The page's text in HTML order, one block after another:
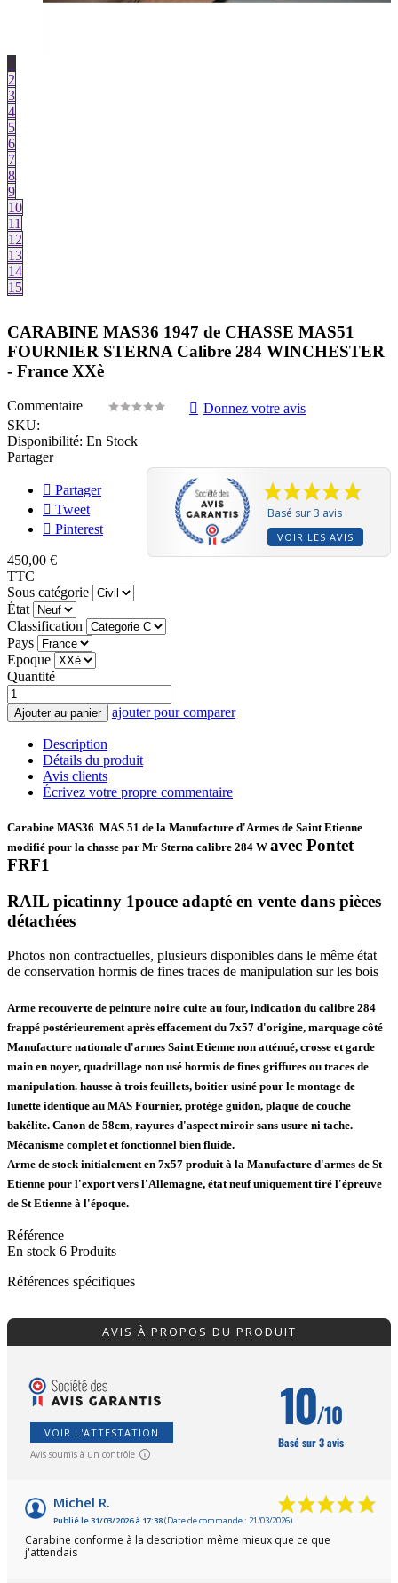
1
2
3
4
5
6
7
8
9
10
11
12
13
14
15
CARABINE MAS36 1947 de CHASSE MAS51
FOURNIER STERNA Calibre 284 WINCHESTER
- France XXè
Commentaire
Donnez votre avis
SKU:
Disponibilité: En Stock
Basé sur 3 avis
VOIR LES AVIS
Partager
Partager
Tweet
Pinterest
450,00 €
TTC
Sous catégorie
État
Classification
Pays
Epoque
Quantité
Ajouter au panier ajouter pour comparer
Description
Détails du produit
Avis clients
Écrivez votre propre commentaire
Carabine MAS36 MAS 51 de la Manufacture d'Armes de Saint Etienne
modifié pour la chasse par Mr Sterna calibre 284 W avec Pontet
FRF1
RAIL picatinny 1pouce adapté en vente dans pièces
détachées
Photos non contractuelles, plusieurs disponibles dans le même état
de conservation hormis de fines traces de manipulation sur les bois
Arme recouverte de peinture noire cuite au four, indication du calibre 284
frappé postérieurement après effacement du 7x57 d'origine, marquage côté
Manufacture nationale d'armes Saint Etienne non atténué, crosse et garde
main en noyer, quadrillage non usé hormis de fines griffures ou traces de
manipulation. hausse à trois feuillets, boitier usiné pour le montage de
lunette identique au MAS Fournier, protège guidon, plaque de couche
bakélite. Canon de 58cm, rayures d'aspect miroir sans usure ni tache.
Mécanisme complet et fonctionnel bien fluide.
Arme de stock initialement en 7x57 produit à la Manufacture d'armes de St
Etienne pour l'export vers l'Allemagne, état neuf uniquement tiré l'épreuve
de St Etienne à l'époque.
Référence
En stock 6 Produits
Références spécifiques
AVIS À PROPOS DU PRODUIT
VOIR L'ATTESTATION
Avis soumis à un contrôle
10/10
Basé sur 3 avis
Michel R.
Publié le 31/03/2026 à 17:38(Date de commande : 21/03/2026)
Carabine conforme à la description même mieux que ce que
j'attendais